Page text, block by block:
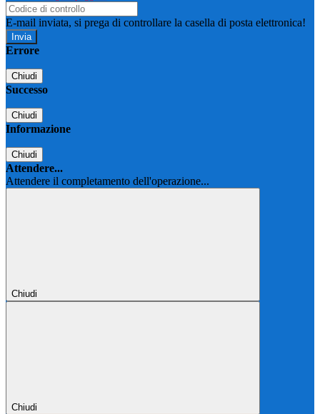
E-mail inviata, si prega di controllare la casella di posta elettronica!
Errore
Chiudi
Successo
Chiudi
Informazione
Chiudi
Attendere...
Attendere il completamento dell'operazione...
Chiudi
Chiudi